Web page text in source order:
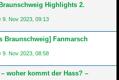
Highlights 2.
9. Nov 2023, 09:13
Braunschweig] Fanmarsch
9. Nov 2023, 08:58
woher kommt der Hass? –